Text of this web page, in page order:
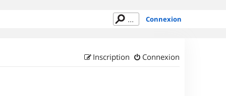
Connexion
Connexion
Inscription